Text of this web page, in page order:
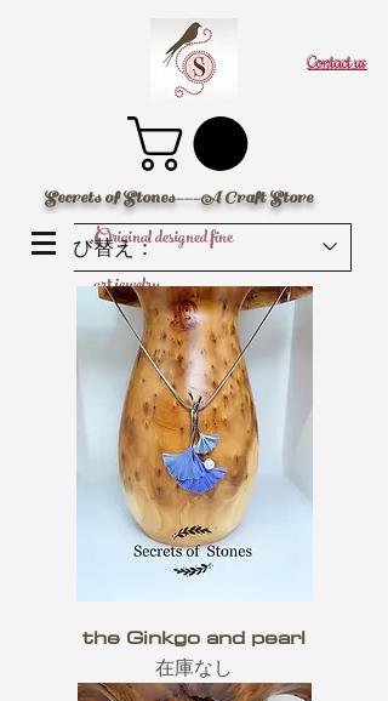
Contact us
Secrets of Stones---A Craft Store
Original designed fine
art jewelry
the Ginkgo and pearl
在庫なし